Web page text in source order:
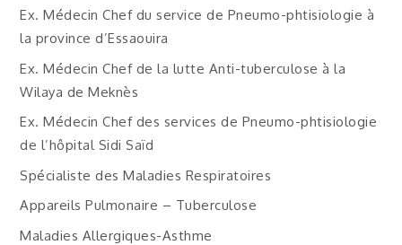
Ex. Médecin Chef du service de Pneumo-phtisiologie à
la province d’Essaouira
Ex. Médecin Chef de la lutte Anti-tuberculose à la
Wilaya de Meknès
Ex. Médecin Chef des services de Pneumo-phtisiologie
de l’hôpital Sidi Saïd
Spécialiste des Maladies Respiratoires
Appareils Pulmonaire – Tuberculose
Maladies Allergiques-Asthme